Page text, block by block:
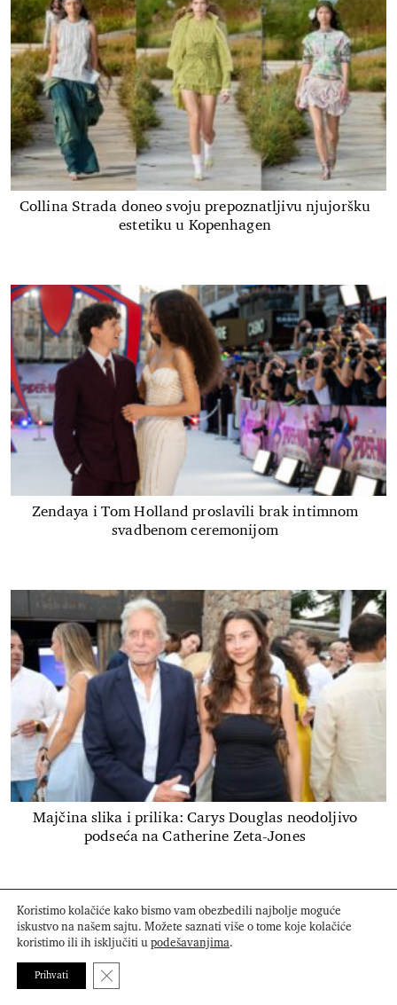
Collina Strada doneo svoju prepoznatljivu njujoršku
estetiku u Kopenhagen
Zendaya i Tom Holland proslavili brak intimnom
svadbenom ceremonijom
Majčina slika i prilika: Carys Douglas neodoljivo
podseća na Catherine Zeta-Jones
Koristimo kolačiće kako bismo vam obezbedili najbolje moguće
iskustvo na našem sajtu. Možete saznati više o tome koje kolačiće
koristimo ili ih isključiti upodešavanjima.
Prihvati Close GDPR Cookie Banner